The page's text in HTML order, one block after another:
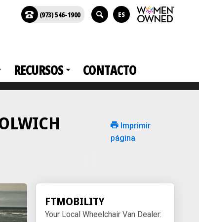
RECURSOS CONTACTO
(973) 546-1900 ES
Imprimir
página
FTMOBILITY
Your Local Wheelchair Van Dealer: